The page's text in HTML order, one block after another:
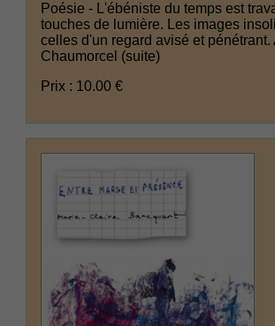
Poésie - L'ébéniste du temps est
touches de lumière. Les images
celles d'un regard avisé et pénétrant.
Chaumorcel (suite)
Prix : 10.00 €